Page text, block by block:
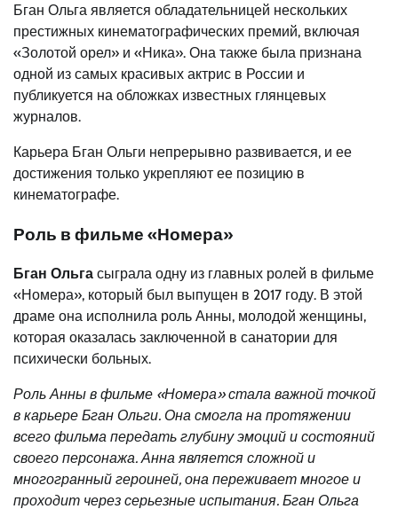
Бган Ольга является обладательницей нескольких
престижных кинематографических премий, включая
«Золотой орел» и «Ника». Она также была признана
одной из самых красивых актрис в России и
публикуется на обложках известных глянцевых
журналов.
Карьера Бган Ольги непрерывно развивается, и ее
достижения только укрепляют ее позицию в
кинематографе.
Роль в фильме «Номера»
Бган Ольга сыграла одну из главных ролей в фильме
«Номера», который был выпущен в 2017 году. В этой
драме она исполнила роль Анны, молодой женщины,
которая оказалась заключенной в санатории для
психически больных.
Роль Анны в фильме «Номера» стала важной точкой
в карьере Бган Ольги. Она смогла на протяжении
всего фильма передать глубину эмоций и состояний
своего персонажа. Анна является сложной и
многогранный героиней, она переживает многое и
проходит через серьезные испытания. Бган Ольга